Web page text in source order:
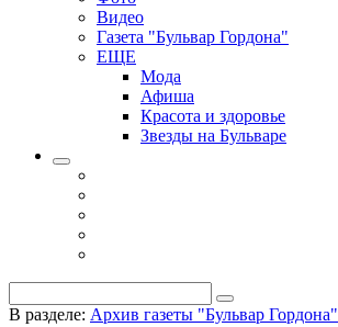
Видео
Газета "Бульвар Гордона"
ЕЩЕ
Мода
Афиша
Красота и здоровье
Звезды на Бульваре
В разделе: Архив газеты "Бульвар Гордона"